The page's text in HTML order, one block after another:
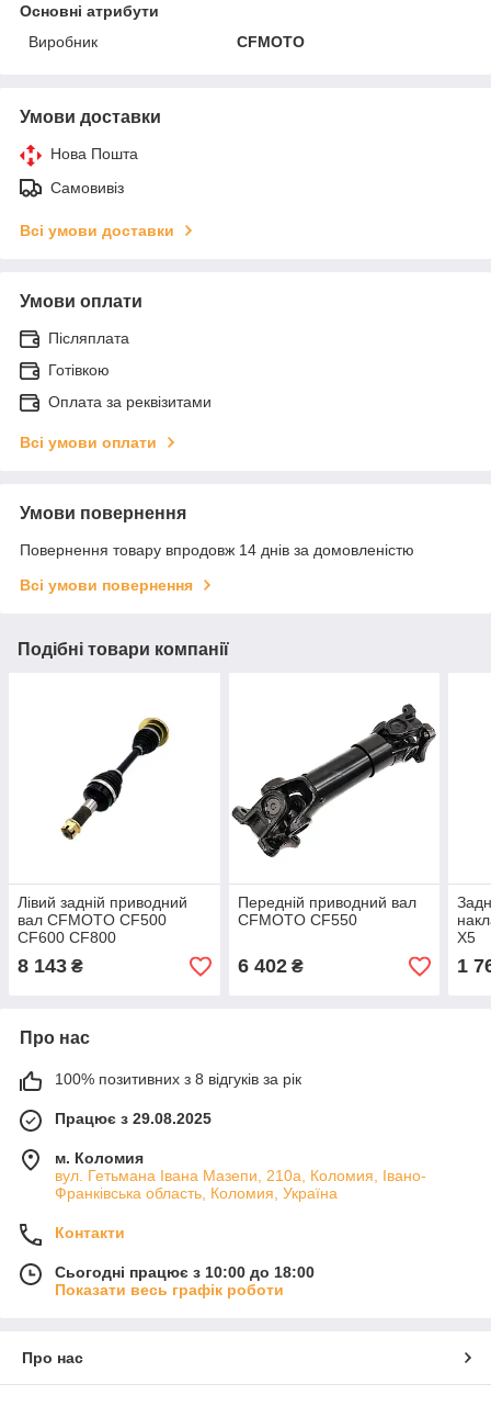
Основні атрибути
Виробник
CFMOTO
Умови доставки
Нова Пошта
Самовивіз
Всі умови доставки
Умови оплати
Післяплата
Готівкою
Оплата за реквізитами
Всі умови оплати
Умови повернення
Повернення товару впродовж 14 днів за домовленістю
Всі умови повернення
Подібні товари компанії
Лівий задній приводний
вал CFMOTO CF500
CF600 CF800
8 143 ₴
Передній приводний вал
CFMOTO CF550
6 402₴
X5
1
Про нас
100% позитивних з 8 відгуків за рік
Працює з 29.08.2025
м. Коломия
вул. Гетьмана Івана Мазепи, 210а, Коломия, Івано-
Франківська область, Коломия, Україна
Контакти
Сьогодні працює з 10:00 до 18:00
Показати весь графік роботи
Про нас